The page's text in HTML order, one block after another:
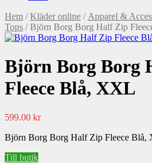
Hem /Kläder online / Apparel &
Tops / Björn Borg Borg Half Zip
Björn Borg Borg
Fleece Blå, XXL
599.00 kr
Björn Borg Borg Half Zip Fleece Blå,
Till butik